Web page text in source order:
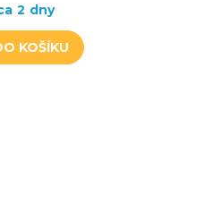
2 dny
KOŠÍKU